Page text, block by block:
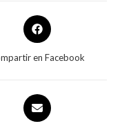
en Facebook